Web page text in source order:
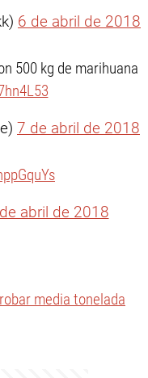
6 de abril de 2018
500 kg de marihuana
7 de abril de 2018
abril de 2018
media tonelada